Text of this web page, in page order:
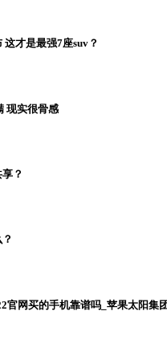
才是最强7座suv？
现实很骨感
？
官网买的手机靠谱吗_苹果太阳集